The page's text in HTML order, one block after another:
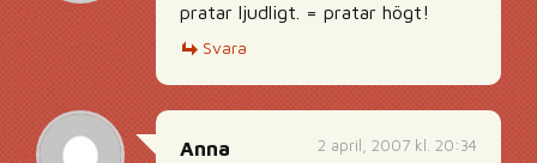
pratar ljudligt. = pratar högt!
Svara
2 april, 2007 kl. 20:34
Anna